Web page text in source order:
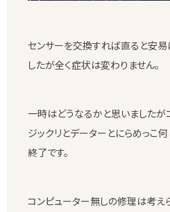
センサーを交換すれば直ると安
したが全く症状は変わりません。
一時はどうなるかと思いましたが
ジックリとデーターとにらめっこ
終了です。
コンピューター無しの修理は考え